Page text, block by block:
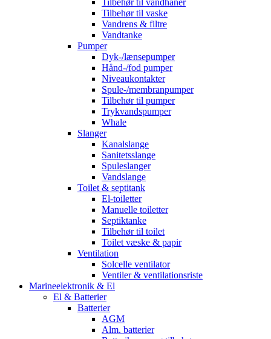
Tilbehør til vandhaner
Tilbehør til vaske
Vandrens & filtre
Vandtanke
Pumper
Dyk-/lænsepumper
Hånd-/fod pumper
Niveaukontakter
Spule-/membranpumper
Tilbehør til pumper
Trykvandspumper
Whale
Slanger
Kanalslange
Sanitetsslange
Spuleslanger
Vandslange
Toilet & septitank
El-toiletter
Manuelle toiletter
Septiktanke
Tilbehør til toilet
Toilet væske & papir
Ventilation
Solcelle ventilator
Ventiler & ventilationsriste
Marineelektronik & El
El & Batterier
Batterier
AGM
Alm. batterier